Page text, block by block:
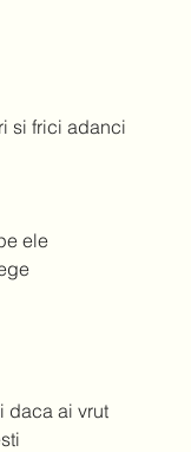
si frici adanci
ele
daca ai vrut